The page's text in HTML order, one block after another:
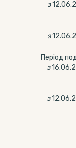
з
з
Період
з
з